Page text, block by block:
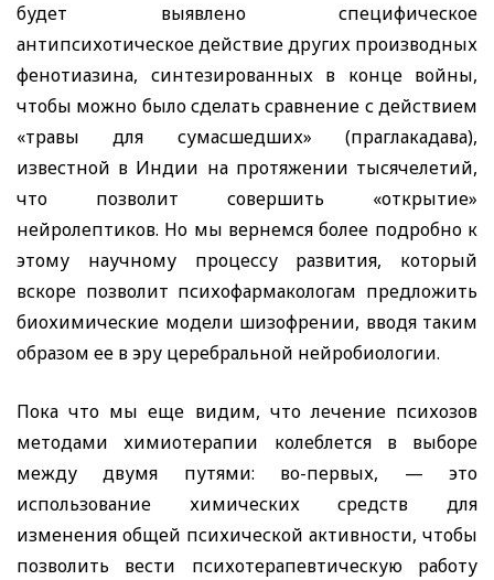
будет выявлено специфическое
антипсихотическое действие других производных
фенотиазина, синтезированных в конце войны,
чтобы можно было сделать сравнение с действием
«травы для сумасшедших» (праглакадава),
известной в Индии на протяжении тысячелетий,
что позволит совершить «открытие»
нейролептиков. Но мы вернемся более подробно к
этому научному процессу развития, который
вскоре позволит психофармакологам предложить
биохимические модели шизофрении, вводя таким
образом ее в эру церебральной нейробиологии.
Пока что мы еще видим, что лечение психозов
методами химиотерапии колеблется в выборе
между двумя путями: во-первых, — это
использование химических средств для
изменения общей психической активности, чтобы
позволить вести психотерапевтическую работу